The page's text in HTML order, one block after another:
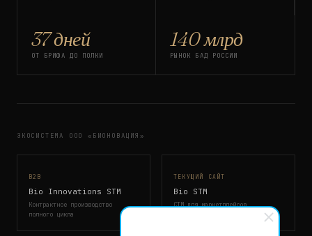
37 дней
ОТ БРИФА ДО ПОЛКИ
140 млрд
РЫНОК БАД РОССИИ
ЭКОСИСТЕМА ООО «БИОНОВАЦИЯ»
B2B
Bio Innovations STM
Контрактное производство
полного цикла
ТЕКУЩИЙ САЙТ
Bio STM
СТМ для маркетплейсов